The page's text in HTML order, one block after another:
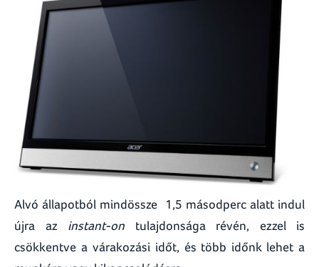
Alvó állapotból mindössze 1,5 másodperc alatt indul
újra az instant-on tulajdonsága révén, ezzel is
csökkentve a várakozási időt, és több időnk lehet a